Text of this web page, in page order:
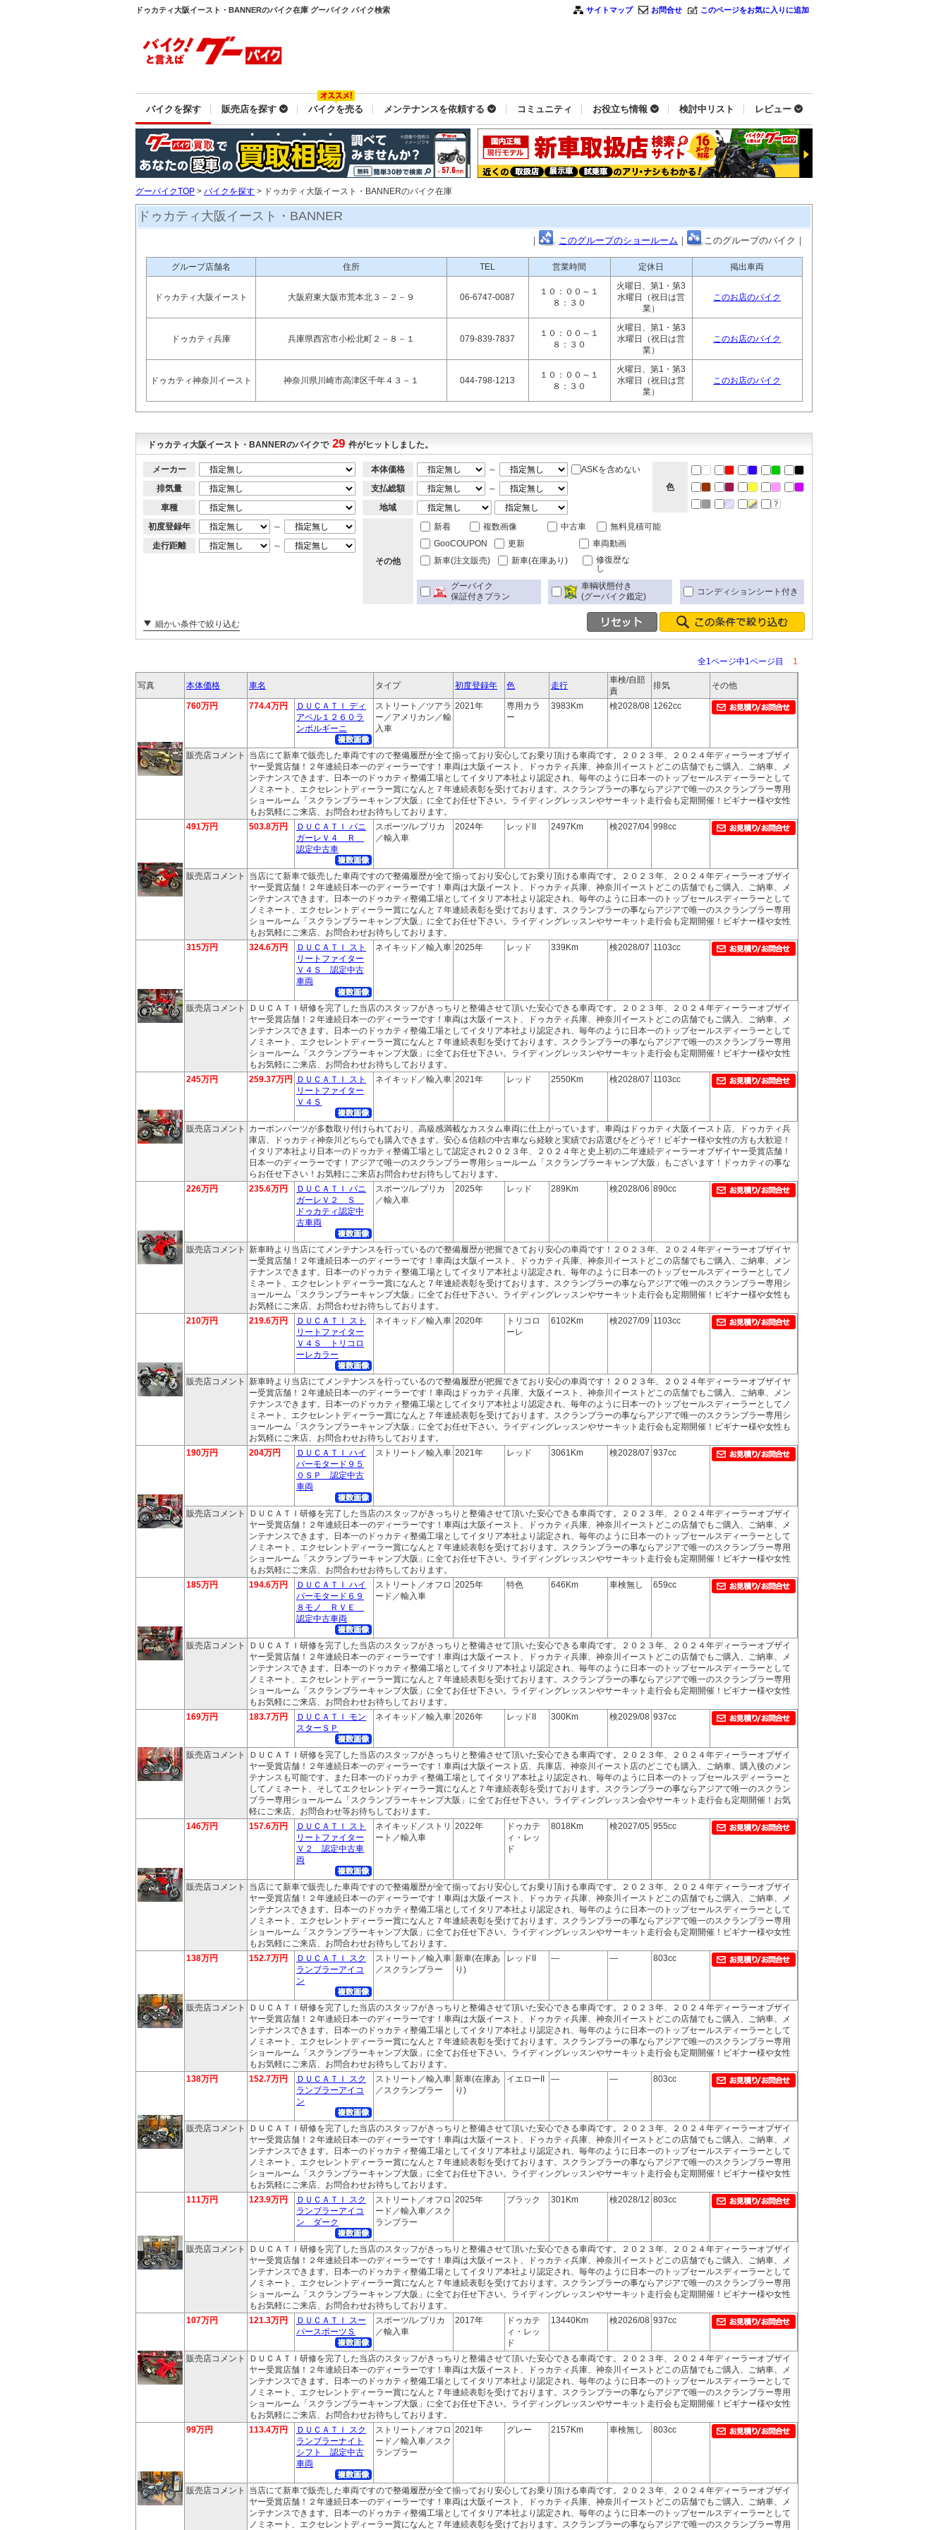
ドゥカティ大阪イースト・BANNERのバイク在庫 グーバイク バイク検索 サイトマップ お問合せ このページをお気に入りに追加
バイクを探す 販売店を探す バイクを売る メンテナンスを依頼する コミュニティ お役立ち情報 検討中リスト レビュー
グーバイクTOP > バイクを探す > ドゥカティ大阪イースト・BANNERのバイク在庫
ドゥカティ大阪イースト・BANNER
｜ このグループのショールーム ｜ このグループのバイク｜
グループ店舗名 住所 TEL 営業時間 定休日 掲出車両
ドゥカティ大阪イースト 大阪府東大阪市荒本北３－２－９ 06-6747-0087
１０：００～１
８：３０
火曜日、第1・第3
水曜日（祝日は営
業）
このお店のバイク
ドゥカティ兵庫 兵庫県西宮市小松北町２－８－１ 079-839-7837
１０：００～１
８：３０
火曜日、第1・第3
水曜日（祝日は営
業）
このお店のバイク
ドゥカティ神奈川イースト 神奈川県川崎市高津区千年４３－１ 044-798-1213
１０：００～１
８：３０
火曜日、第1・第3
水曜日（祝日は営
業）
このお店のバイク
ドゥカティ大阪イースト・BANNERのバイクで 29 件がヒットしました。
メーカー
排気量
車種
初度登録年
～
走行距離
～
本体価格 ～
ASKを含めない
支払総額
～
地域
色
その他
新着 複数画像 中古車
無料見積可能
GooCOUPON
更新
車両動画
新車(注文販売)
新車(在庫あり)
修復歴な
し
グーバイク
保証付きプラン
車輌状態付き
(グーバイク鑑定)
コンディションシート付き
細かい条件で絞り込む
全1ページ中1ページ目 1
写真 本体価格 車名 タイプ 初度登録年 色 走行
車検/自賠
責
排気 その他
760万円 774.4万円
ＤＵＣＡＴＩ ディ
アベル１２６０ラ
ンボルギーニ
ストリート／ツアラ
ー／アメリカン／輸
入車
2021年
専用カラ
ー
3983Km 検2028/08 1262cc
販売店コメント
当店にて新車で販売した車両ですので整備履歴が全て揃っており安心してお乗り頂ける車両です。２０２３年、２０２４年ディーラーオブザイ
ヤー受賞店舗！２年連続日本一のディーラーです！車両は大阪イースト、ドゥカティ兵庫、神奈川イーストどこの店舗でもご購入、ご納車、メ
ンテナンスできます。日本一のドゥカティ整備工場としてイタリア本社より認定され、毎年のように日本一のトップセールスディーラーとして
ノミネート、エクセレントディーラー賞になんと７年連続表彰を受けております。スクランブラーの事ならアジアで唯一のスクランブラー専用
ショールーム「スクランブラーキャンプ大阪」に全てお任せ下さい。ライディングレッスンやサーキット走行会も定期開催！ビギナー様や女性
もお気軽にご来店、お問合わせお待ちしております。
491万円
503.8万円
ＤＵＣＡＴＩ パニ
ガーレＶ４ Ｒ
認定中古車
スポーツ/レプリカ
／輸入車
2024年 レッドII 2497Km 検2027/04 998cc
販売店コメント
当店にて新車で販売した車両ですので整備履歴が全て揃っており安心してお乗り頂ける車両です。２０２３年、２０２４年ディーラーオブザイ
ヤー受賞店舗！２年連続日本一のディーラーです！車両は大阪イースト、ドゥカティ兵庫、神奈川イーストどこの店舗でもご購入、ご納車、メ
ンテナンスできます。日本一のドゥカティ整備工場としてイタリア本社より認定され、毎年のように日本一のトップセールスディーラーとして
ノミネート、エクセレントディーラー賞になんと７年連続表彰を受けております。スクランブラーの事ならアジアで唯一のスクランブラー専用
ショールーム「スクランブラーキャンプ大阪」に全てお任せ下さい。ライディングレッスンやサーキット走行会も定期開催！ビギナー様や女性
もお気軽にご来店、お問合わせお待ちしております。
315万円
324.6万円
ＤＵＣＡＴＩ スト
リートファイター
Ｖ４Ｓ 認定中古
車両
ネイキッド／輸入車 2025年 レッド 339Km 検2028/07 1103cc
販売店コメント
ＤＵＣＡＴＩ研修を完了した当店のスタッフがきっちりと整備させて頂いた安心できる車両です。２０２３年、２０２４年ディーラーオブザイ
ヤー受賞店舗！２年連続日本一のディーラーです！車両は大阪イースト、ドゥカティ兵庫、神奈川イーストどこの店舗でもご購入、ご納車、メ
ンテナンスできます。日本一のドゥカティ整備工場としてイタリア本社より認定され、毎年のように日本一のトップセールスディーラーとして
ノミネート、エクセレントディーラー賞になんと７年連続表彰を受けております。スクランブラーの事ならアジアで唯一のスクランブラー専用
ショールーム「スクランブラーキャンプ大阪」に全てお任せ下さい。ライディングレッスンやサーキット走行会も定期開催！ビギナー様や女性
もお気軽にご来店、お問合わせお待ちしております。
245万円
259.37万円 ＤＵＣＡＴＩ スト
リートファイター
Ｖ４Ｓ
ネイキッド／輸入車 2021年 レッド 2550Km 検2028/07 1103cc
販売店コメント
カーボンパーツが多数取り付けられており、高級感満載なカスタム車両に仕上がっています。車両はドゥカティ大阪イースト店、ドゥカティ兵
庫店、ドゥカティ神奈川どちらでも購入できます。安心＆信頼の中古車なら経験と実績でお店選びをどうぞ！ビギナー様や女性の方も大歓迎！
イタリア本社より日本一のドゥカティ整備工場として認定され２０２３年、２０２４年と史上初の二年連続ディーラーオブザイヤー受賞店舗！
日本一のディーラーです！アジアで唯一のスクランブラー専用ショールーム「スクランブラーキャンプ大阪」もございます！ドゥカティの事な
らお任せ下さい！お気軽にご来店お問合わせお待ちしております。
226万円
235.6万円
ＤＵＣＡＴＩ パニ
ガーレＶ２ Ｓ
ドゥカティ認定中
古車両
スポーツ/レプリカ
／輸入車
2025年 レッド 289Km 検2028/06 890cc
販売店コメント 新車時より当店にてメンテナンスを行っているので整備履歴が把握できており安心の車両です！２０２３年、２０２４年ディーラーオブザイヤ
ー受賞店舗！２年連続日本一のディーラーです！車両は大阪イースト、ドゥカティ兵庫、神奈川イーストどこの店舗でもご購入、ご納車、メン
テナンスできます。日本一のドゥカティ整備工場としてイタリア本社より認定され、毎年のように日本一のトップセールスディーラーとしてノ
ミネート、エクセレントディーラー賞になんと７年連続表彰を受けております。スクランブラーの事ならアジアで唯一のスクランブラー専用シ
ョールーム「スクランブラーキャンプ大阪」に全てお任せ下さい。ライディングレッスンやサーキット走行会も定期開催！ビギナー様や女性も
お気軽にご来店、お問合わせお待ちしております。
210万円
219.6万円
ＤＵＣＡＴＩ スト
リートファイター
Ｖ４Ｓ トリコロ
ーレカラー
ネイキッド／輸入車 2020年
トリコロ
ーレ
6102Km 検2027/09 1103cc
販売店コメント 新車時より当店にてメンテナンスを行っているので整備履歴が把握できており安心の車両です！２０２３年、２０２４年ディーラーオブザイヤ
ー受賞店舗！２年連続日本一のディーラーです！車両はドゥカティ兵庫、大阪イースト、神奈川イーストどこの店舗でもご購入、ご納車、メン
テナンスできます。日本一のドゥカティ整備工場としてイタリア本社より認定され、毎年のように日本一のトップセールスディーラーとしてノ
ミネート、エクセレントディーラー賞になんと７年連続表彰を受けております。スクランブラーの事ならアジアで唯一のスクランブラー専用シ
ョールーム「スクランブラーキャンプ大阪」に全てお任せ下さい。ライディングレッスンやサーキット走行会も定期開催！ビギナー様や女性も
お気軽にご来店、お問合わせお待ちしております。
190万円
204万円
ＤＵＣＡＴＩ ハイ
パーモタード９５
０ＳＰ 認定中古
車両
ストリート／輸入車 2021年 レッド 3061Km 検2028/07 937cc
販売店コメント
ＤＵＣＡＴＩ研修を完了した当店のスタッフがきっちりと整備させて頂いた安心できる車両です。２０２３年、２０２４年ディーラーオブザイ
ヤー受賞店舗！２年連続日本一のディーラーです！車両は大阪イースト、ドゥカティ兵庫、神奈川イーストどこの店舗でもご購入、ご納車、メ
ンテナンスできます。日本一のドゥカティ整備工場としてイタリア本社より認定され、毎年のように日本一のトップセールスディーラーとして
ノミネート、エクセレントディーラー賞になんと７年連続表彰を受けております。スクランブラーの事ならアジアで唯一のスクランブラー専用
ショールーム「スクランブラーキャンプ大阪」に全てお任せ下さい。ライディングレッスンやサーキット走行会も定期開催！ビギナー様や女性
もお気軽にご来店、お問合わせお待ちしております。
185万円
194.6万円
ＤＵＣＡＴＩ ハイ
パーモタード６９
８モノ ＲＶＥ
認定中古車両
ストリート／オフロ
ード／輸入車
2025年 特色 646Km 車検無し 659cc
販売店コメント
ＤＵＣＡＴＩ研修を完了した当店のスタッフがきっちりと整備させて頂いた安心できる車両です。２０２３年、２０２４年ディーラーオブザイ
ヤー受賞店舗！２年連続日本一のディーラーです！車両は大阪イースト、ドゥカティ兵庫、神奈川イーストどこの店舗でもご購入、ご納車、メ
ンテナンスできます。日本一のドゥカティ整備工場としてイタリア本社より認定され、毎年のように日本一のトップセールスディーラーとして
ノミネート、エクセレントディーラー賞になんと７年連続表彰を受けております。スクランブラーの事ならアジアで唯一のスクランブラー専用
ショールーム「スクランブラーキャンプ大阪」に全てお任せ下さい。ライディングレッスンやサーキット走行会も定期開催！ビギナー様や女性
もお気軽にご来店、お問合わせお待ちしております。
169万円
183.7万円
ＤＵＣＡＴＩ モン
スターＳＰ
ネイキッド／輸入車 2026年 レッドII 300Km 検2029/08 937cc
販売店コメント
ＤＵＣＡＴＩ研修を完了した当店のスタッフがきっちりと整備させて頂いた安心できる車両です。２０２３年、２０２４年ディーラーオブザイ
ヤー受賞店舗！２年連続日本一のディーラーです！車両は大阪イースト店、兵庫店、神奈川イースト店のどこでも購入、ご納車、購入後のメン
テナンスも可能です。また日本一のドゥカティ整備工場としてイタリア本社より認定され、毎年のように日本一のトップセールスディーラーと
してノミネート、そしてエクセレントディーラー賞になんと７年連続表彰を受けております。スクランブラーの事ならアジアで唯一のスクラン
ブラー専用ショールーム「スクランブラーキャンプ大阪」に全てお任せ下さい。ライディングレッスン会やサーキット走行会も定期開催！お気
軽にご来店、お問合わせ等お待ちしております。
146万円
157.6万円
ＤＵＣＡＴＩ スト
リートファイター
Ｖ２ 認定中古車
両
ネイキッド／ストリ
ート／輸入車
2022年
ドゥカテ
ィ・レッ
ド
8018Km 検2027/05 955cc
販売店コメント
当店にて新車で販売した車両ですので整備履歴が全て揃っており安心してお乗り頂ける車両です。２０２３年、２０２４年ディーラーオブザイ
ヤー受賞店舗！２年連続日本一のディーラーです！車両は大阪イースト、ドゥカティ兵庫、神奈川イーストどこの店舗でもご購入、ご納車、メ
ンテナンスできます。日本一のドゥカティ整備工場としてイタリア本社より認定され、毎年のように日本一のトップセールスディーラーとして
ノミネート、エクセレントディーラー賞になんと７年連続表彰を受けております。スクランブラーの事ならアジアで唯一のスクランブラー専用
ショールーム「スクランブラーキャンプ大阪」に全てお任せ下さい。ライディングレッスンやサーキット走行会も定期開催！ビギナー様や女性
もお気軽にご来店、お問合わせお待ちしております。
138万円
152.7万円
ＤＵＣＡＴＩ スク
ランブラーアイコ
ン
ストリート／輸入車
／スクランブラー
新車(在庫あ
り)
レッドII ― ― 803cc
販売店コメント
ＤＵＣＡＴＩ研修を完了した当店のスタッフがきっちりと整備させて頂いた安心できる車両です。２０２３年、２０２４年ディーラーオブザイ
ヤー受賞店舗！２年連続日本一のディーラーです！車両は大阪イースト、ドゥカティ兵庫、神奈川イーストどこの店舗でもご購入、ご納車、メ
ンテナンスできます。日本一のドゥカティ整備工場としてイタリア本社より認定され、毎年のように日本一のトップセールスディーラーとして
ノミネート、エクセレントディーラー賞になんと７年連続表彰を受けております。スクランブラーの事ならアジアで唯一のスクランブラー専用
ショールーム「スクランブラーキャンプ大阪」に全てお任せ下さい。ライディングレッスンやサーキット走行会も定期開催！ビギナー様や女性
もお気軽にご来店、お問合わせお待ちしております。
138万円
152.7万円
ＤＵＣＡＴＩ スク
ランブラーアイコ
ン
ストリート／輸入車
／スクランブラー
新車(在庫あ
り)
イエローII ― ― 803cc
販売店コメント
ＤＵＣＡＴＩ研修を完了した当店のスタッフがきっちりと整備させて頂いた安心できる車両です。２０２３年、２０２４年ディーラーオブザイ
ヤー受賞店舗！２年連続日本一のディーラーです！車両は大阪イースト、ドゥカティ兵庫、神奈川イーストどこの店舗でもご購入、ご納車、メ
ンテナンスできます。日本一のドゥカティ整備工場としてイタリア本社より認定され、毎年のように日本一のトップセールスディーラーとして
ノミネート、エクセレントディーラー賞になんと７年連続表彰を受けております。スクランブラーの事ならアジアで唯一のスクランブラー専用
ショールーム「スクランブラーキャンプ大阪」に全てお任せ下さい。ライディングレッスンやサーキット走行会も定期開催！ビギナー様や女性
もお気軽にご来店、お問合わせお待ちしております。
111万円
123.9万円
ＤＵＣＡＴＩ スク
ランブラーアイコ
ン ダーク
ストリート／オフロ
ード／輸入車／スク
ランブラー
2025年 ブラック 301Km 検2028/12 803cc
販売店コメント
ＤＵＣＡＴＩ研修を完了した当店のスタッフがきっちりと整備させて頂いた安心できる車両です。２０２３年、２０２４年ディーラーオブザイ
ヤー受賞店舗！２年連続日本一のディーラーです！車両は大阪イースト、ドゥカティ兵庫、神奈川イーストどこの店舗でもご購入、ご納車、メ
ンテナンスできます。日本一のドゥカティ整備工場としてイタリア本社より認定され、毎年のように日本一のトップセールスディーラーとして
ノミネート、エクセレントディーラー賞になんと７年連続表彰を受けております。スクランブラーの事ならアジアで唯一のスクランブラー専用
ショールーム「スクランブラーキャンプ大阪」に全てお任せ下さい。ライディングレッスンやサーキット走行会も定期開催！ビギナー様や女性
もお気軽にご来店、お問合わせお待ちしております。
107万円
121.3万円
ＤＵＣＡＴＩ スー
パースポーツＳ
スポーツ/レプリカ
／輸入車
2017年
ドゥカテ
ィ・レッ
ド
13440Km 検2026/08 937cc
販売店コメント
ＤＵＣＡＴＩ研修を完了した当店のスタッフがきっちりと整備させて頂いた安心できる車両です。２０２３年、２０２４年ディーラーオブザイ
ヤー受賞店舗！２年連続日本一のディーラーです！車両は大阪イースト、ドゥカティ兵庫、神奈川イーストどこの店舗でもご購入、ご納車、メ
ンテナンスできます。日本一のドゥカティ整備工場としてイタリア本社より認定され、毎年のように日本一のトップセールスディーラーとして
ノミネート、エクセレントディーラー賞になんと７年連続表彰を受けております。スクランブラーの事ならアジアで唯一のスクランブラー専用
ショールーム「スクランブラーキャンプ大阪」に全てお任せ下さい。ライディングレッスンやサーキット走行会も定期開催！ビギナー様や女性
もお気軽にご来店、お問合わせお待ちしております。
99万円
113.4万円
ＤＵＣＡＴＩ スク
ランブラーナイト
シフト 認定中古
車両
ストリート／オフロ
ード／輸入車／スク
ランブラー
2021年 グレー 2157Km 車検無し 803cc
販売店コメント
当店にて新車で販売した車両ですので整備履歴が全て揃っており安心してお乗り頂ける車両です。２０２３年、２０２４年ディーラーオブザイ
ヤー受賞店舗！２年連続日本一のディーラーです！車両は大阪イースト、ドゥカティ兵庫、神奈川イーストどこの店舗でもご購入、ご納車、メ
ンテナンスできます。日本一のドゥカティ整備工場としてイタリア本社より認定され、毎年のように日本一のトップセールスディーラーとして
ノミネート、エクセレントディーラー賞になんと７年連続表彰を受けております。スクランブラーの事ならアジアで唯一のスクランブラー専用